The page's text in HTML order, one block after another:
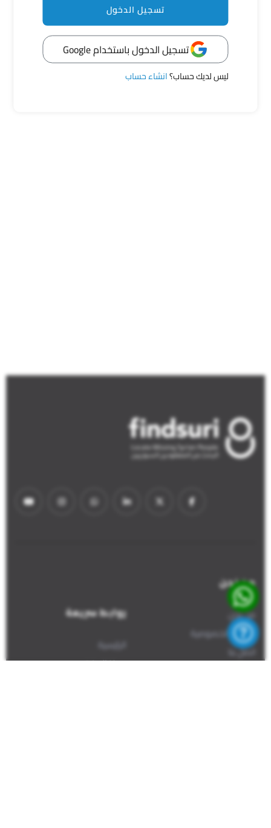
تسجيل الدخول
تسجيل الدخول باستخدام Google
ليس لديك حساب؟انشاء حساب
عبر بحرية عن مشاعرك
من نحن
من نحن
سياسة الخصوصية
اتصل بنا
روابط سريعة
الرئيسية
مركز المفقودين